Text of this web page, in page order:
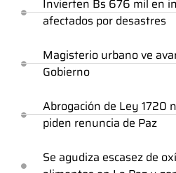
Invierten Bs 676 mil en
afectados por desastres
Magisterio urbano ve
Gobierno
Abrogación de Ley 1720
piden renuncia de Paz
Se agudiza escasez de